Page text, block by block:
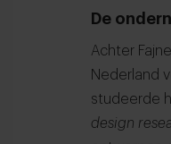
De
Achter
Nederland
studeerde
design